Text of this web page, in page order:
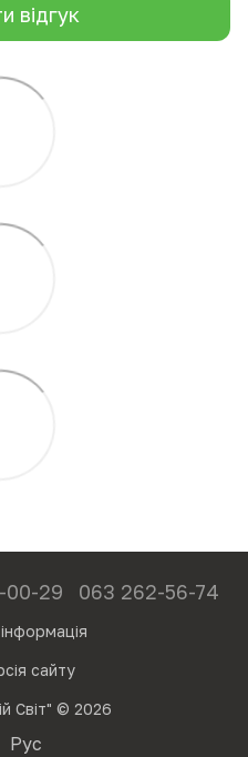
відгук
00-29 063 262-56-74
сайту
Світ" © 2026
Рус